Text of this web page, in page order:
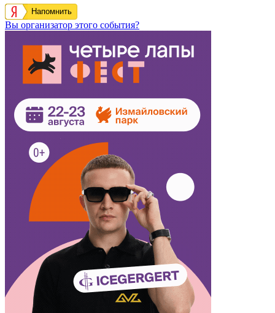
Напомнить
Вы организатор этого события?